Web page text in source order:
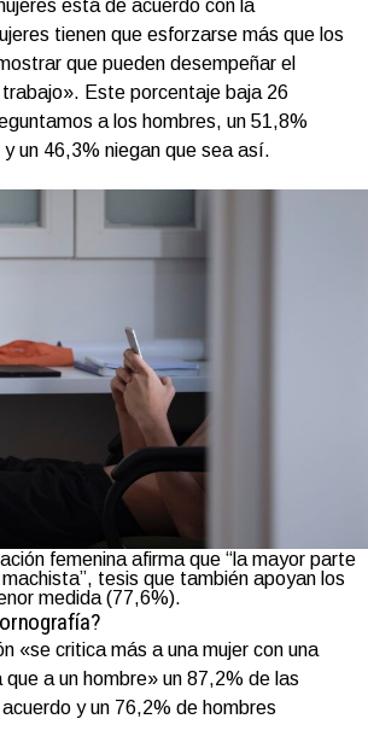
está de acuerdo con la
tienen que esforzarse más que los
que pueden desempeñar el
Este porcentaje baja 26
a los hombres, un 51,8%
un 46,3% niegan que sea así.
femenina afirma que “la mayor parte
tesis que también apoyan los
medida (77,6%).
«se critica más a una mujer con una
a un hombre» un 87,2% de las
y un 76,2% de hombres